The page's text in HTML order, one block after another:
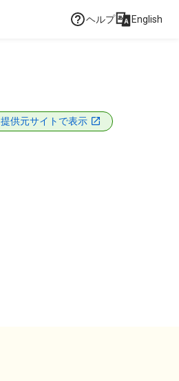
ヘルプ English
提供元サイトで表示